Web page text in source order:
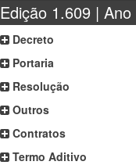
Edição 1.609 | Ano
Decreto
Portaria
Resolução
Outros
Contratos
Termo Aditivo